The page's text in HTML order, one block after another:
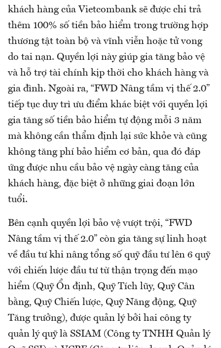
khách hàng của Vietcombank sẽ được chi trả
thêm 100% số tiền bảo hiểm trong trường hợp
thương tật toàn bộ và vĩnh viễn hoặc tử vong
do tai nạn. Quyền lợi này giúp gia tăng bảo vệ
và hỗ trợ tài chính kịp thời cho khách hàng và
gia đình. Ngoài ra, “FWD Nâng tầm vị thế 2.0”
tiếp tục duy trì ưu điểm khác biệt với quyền lợi
gia tăng số tiền bảo hiểm tự động mỗi 3 năm
mà không cần thẩm định lại sức khỏe và cũng
không tăng phí bảo hiểm cơ bản, qua đó đáp
ứng được nhu cầu bảo vệ ngày càng tăng của
khách hàng, đặc biệt ở những giai đoạn lớn
tuổi.
Bên cạnh quyền lợi bảo vệ vượt trội, “FWD
Nâng tầm vị thế 2.0” còn gia tăng sự linh hoạt
về đầu tư khi nâng tổng số quỹ đầu tư lên 6 quỹ
với chiến lược đầu tư từ thận trọng đến mạo
hiểm (Quỹ Ổn định, Quỹ Tích lũy, Quỹ Cân
bằng, Quỹ Chiến lược, Quỹ Năng động, Quỹ
Tăng trưởng), được quản lý bởi hai công ty
quản lý quỹ là SSIAM (Công ty TNHH Quản lý